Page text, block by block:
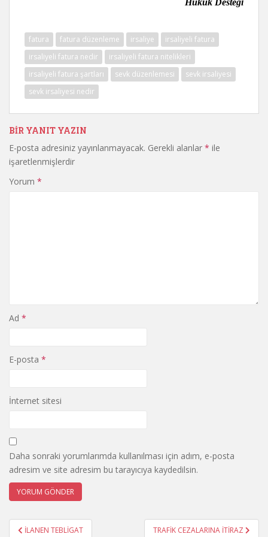
Hukuk Desteği
fatura fatura düzenleme irsaliye
irsaliyeli fatura
irsaliyeli fatura nedir
irsaliyeli fatura nitelikleri
irsaliyeli fatura şartları
sevk düzenlemesi
sevk irsaliyesi
sevk irsaliyesi nedir
BIR YANIT YAZIN
E-posta adresiniz yayınlanmayacak. Gerekli alanlar * ile
işaretlenmişlerdir
Yorum *
Ad *
E-posta *
İnternet sitesi
Daha sonraki yorumlarımda kullanılması için adım, e-posta
adresim ve site adresim bu tarayıcıya kaydedilsin.
YazıİLANEN TEBLİGAT TRAFİK CEZALARINA İTİRAZ